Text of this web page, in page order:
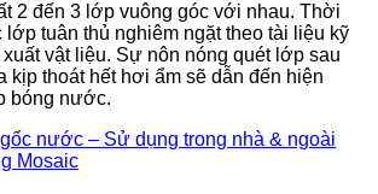
2 đến 3 lớp vuông góc với nhau. Thời
tuân thủ nghiêm ngặt theo tài liệu kỹ
vật liệu. Sự nôn nóng quét lớp sau
kịp thoát hết hơi ẩm sẽ dẫn đến hiện
bóng nước.